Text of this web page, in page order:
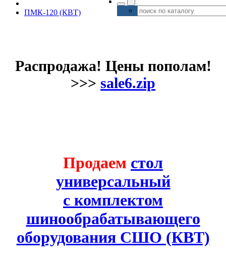
ПМК-120 (КВТ)
Распродажа! Цены пополам!
>>> sale6.zip
Продаем стол
универсальный
с комплектом
шинообрабатывающего
оборудования СШО (КВТ)